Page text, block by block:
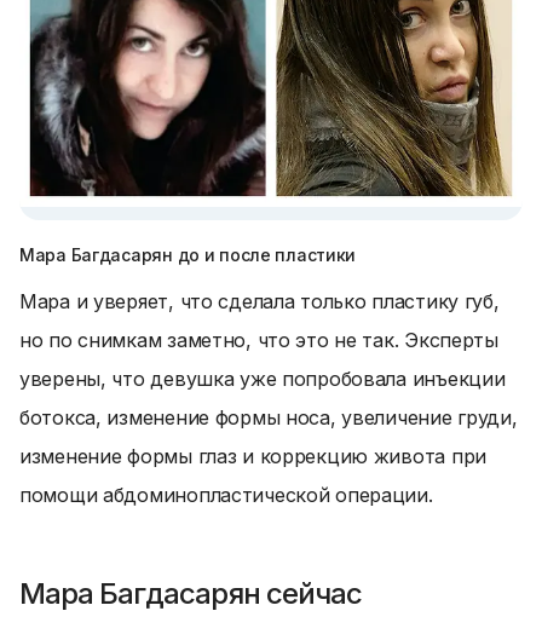
Мара Багдасарян до и после пластики
Мара и уверяет, что сделала только пластику губ,
но по снимкам заметно, что это не так. Эксперты
уверены, что девушка уже попробовала инъекции
ботокса, изменение формы носа, увеличение груди,
изменение формы глаз и коррекцию живота при
помощи абдоминопластической операции.
Мара Багдасарян сейчас